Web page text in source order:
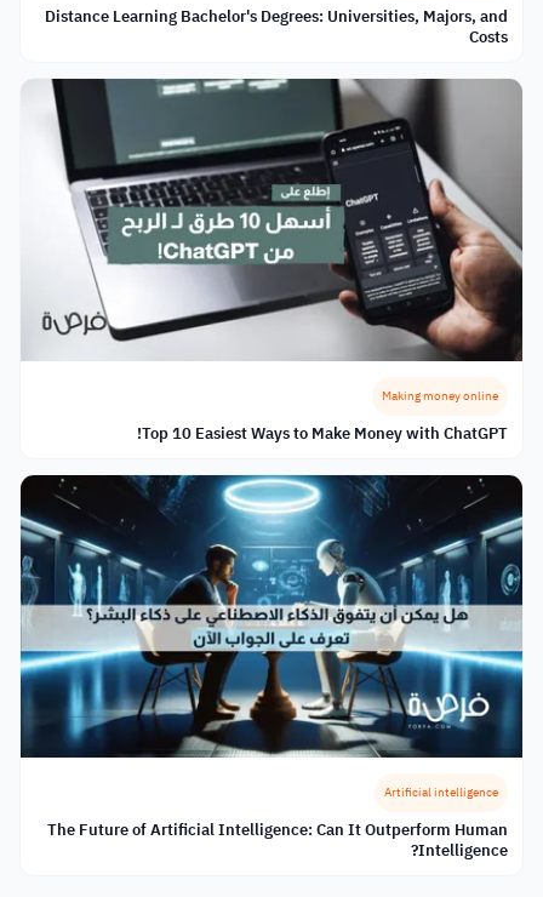
Distance Learning Bachelor's Degrees: Universities, Majors, and
Costs
Making money online
Top 10 Easiest Ways to Make Money with ChatGPT!
Artificial intelligence
The Future of Artificial Intelligence: Can It Outperform Human
Intelligence?